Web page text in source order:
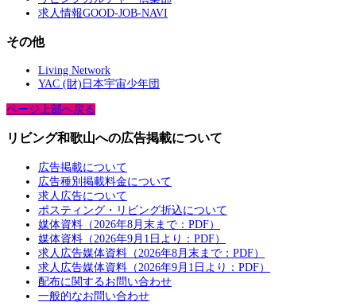
求人情報GOOD-JOB-NAVI
その他
Living Network
YAC (財)日本宇宙少年団
ページ上部へ戻る
リビング和歌山への広告掲載について
広告掲載について
広告種別掲載料金について
求人広告について
ポスティング・リビング折込について
媒体資料（2026年8月末まで：PDF）
媒体資料（2026年9月1日より：PDF）
求人広告媒体資料（2026年8月末まで：PDF）
求人広告媒体資料（2026年9月1日より：PDF）
配布に関するお問い合わせ
一般的なお問い合わせ